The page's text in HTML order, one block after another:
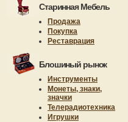
Старинная Мебель
Продажа
Покупка
Реставрация
Блошиный рынок
Инструменты
Монеты, знаки,
значки
Телерадиотехника
Игрушки